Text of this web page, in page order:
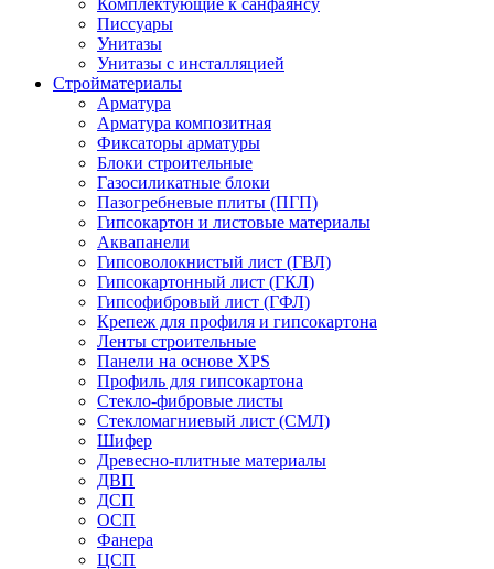
Писсуары
Унитазы
Унитазы с инсталляцией
Стройматериалы
Арматура
Арматура композитная
Фиксаторы арматуры
Блоки строительные
Газосиликатные блоки
Пазогребневые плиты (ПГП)
Гипсокартон и листовые материалы
Аквапанели
Гипсоволокнистый лист (ГВЛ)
Гипсокартонный лист (ГКЛ)
Гипсофибровый лист (ГФЛ)
Крепеж для профиля и гипсокартона
Ленты строительные
Панели на основе XPS
Профиль для гипсокартона
Стекло-фибровые листы
Стекломагниевый лист (СМЛ)
Шифер
Древесно-плитные материалы
ДВП
ДСП
ОСП
Фанера
ЦСП